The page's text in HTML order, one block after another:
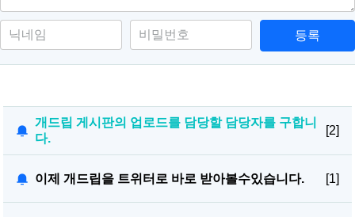
등록
개드립 게시판의 업로드를 담당할 담당자를 구합니
다.
[2]
이제 개드립을 트위터로 바로 받아볼수있습니다. [1]